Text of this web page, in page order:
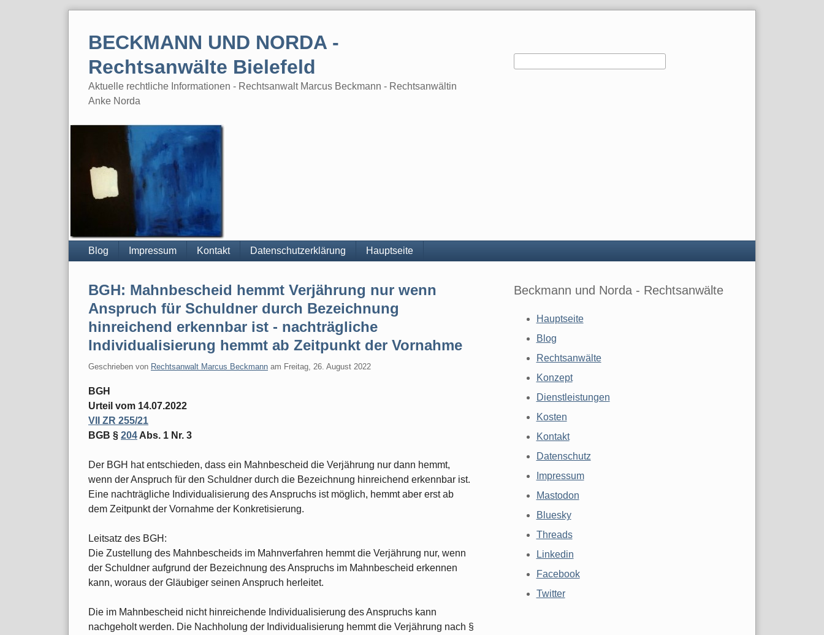
BECKMANN UND NORDA -
Rechtsanwälte Bielefeld
Aktuelle rechtliche Informationen - Rechtsanwalt Marcus Beckmann - Rechtsanwältin
Anke Norda
Blog Impressum Kontakt Datenschutzerklärung Hauptseite
BGH: Mahnbescheid hemmt Verjährung nur wenn
Anspruch für Schuldner durch Bezeichnung
hinreichend erkennbar ist - nachträgliche
Individualisierung hemmt ab Zeitpunkt der Vornahme
Geschrieben von Rechtsanwalt Marcus Beckmann am Freitag, 26. August 2022
BGH
Urteil vom 14.07.2022
VII ZR 255/21
BGB § 204 Abs. 1 Nr. 3
Der BGH hat entschieden, dass ein Mahnbescheid die Verjährung nur dann hemmt,
wenn der Anspruch für den Schuldner durch die Bezeichnung hinreichend erkennbar ist.
Eine nachträgliche Individualisierung des Anspruchs ist möglich, hemmt aber erst ab
dem Zeitpunkt der Vornahme der Konkretisierung.
Leitsatz des BGH:
Die Zustellung des Mahnbescheids im Mahnverfahren hemmt die Verjährung nur, wenn
der Schuldner aufgrund der Bezeichnung des Anspruchs im Mahnbescheid erkennen
kann, woraus der Gläubiger seinen Anspruch herleitet.
Die im Mahnbescheid nicht hinreichende Individualisierung des Anspruchs kann
nachgeholt werden. Die Nachholung der Individualisierung hemmt die Verjährung nach §
Beckmann und Norda - Rechtsanwälte
Hauptseite
Blog
Rechtsanwälte
Konzept
Dienstleistungen
Kosten
Kontakt
Datenschutz
Impressum
Mastodon
Bluesky
Threads
Linkedin
Facebook
Twitter